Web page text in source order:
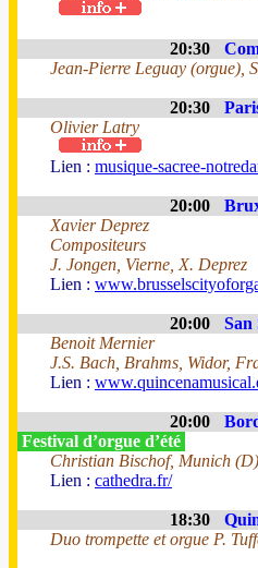
20:30
Jean-Pierre Leguay (orgue),
20:30
Olivier Latry
Lien : musique-sacree-
20:00
Xavier Deprez
Compositeurs
J. Jongen, Vierne, X. Deprez
Lien :
20:00 San
Benoit Mernier
J.S. Bach, Brahms, Widor,
Lien :
20:00
Festival d’orgue d’été
Christian Bischof, Munich
Lien : cathedra.fr/
18:30
Duo trompette et orgue P.